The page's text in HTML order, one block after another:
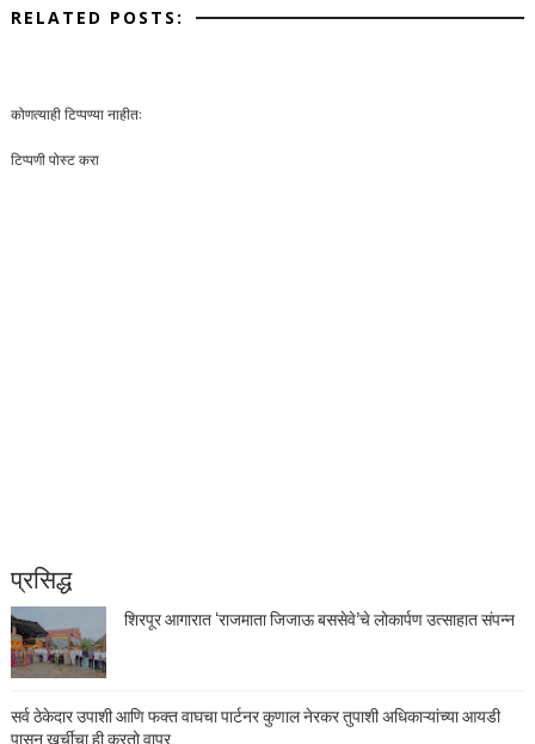
RELATED POSTS:
कोणत्याही टिप्पण्‍या नाहीत:
टिप्पणी पोस्ट करा
प्रसिद्ध
शिरपूर आगारात ‘राजमाता जिजाऊ बससेवे’चे लोकार्पण उत्साहात संपन्न
सर्व ठेकेदार उपाशी आणि फक्त वाघचा पार्टनर कुणाल नेरकर तुपाशी अधिकाऱ्यांच्या आयडी
पासुन खुर्चीचा ही करतो वापर,